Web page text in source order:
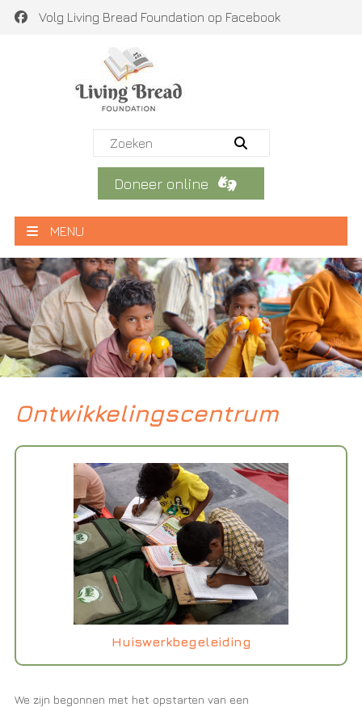
Volg Living Bread Foundation op Facebook
Doneer online
MENU
Ontwikkelingscentrum
Huiswerkbegeleiding
We zijn begonnen met het opstarten van een